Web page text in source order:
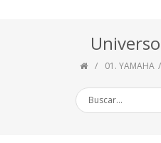
01. YAMAHA